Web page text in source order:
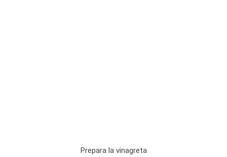
Prepara la vinagreta